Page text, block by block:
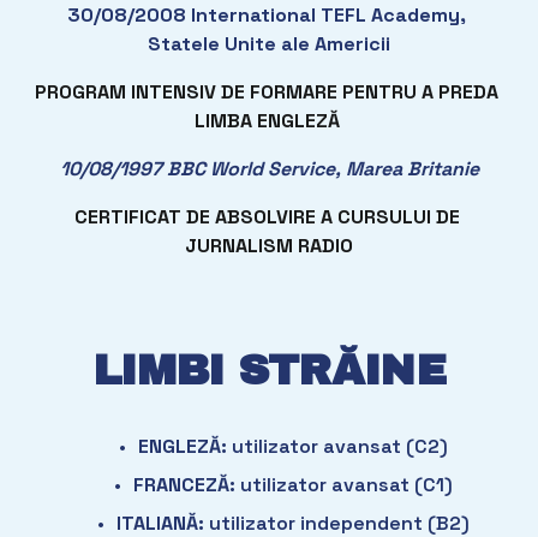
30/08/2008 International TEFL Academy,
Statele Unite ale Americii
PROGRAM INTENSIV DE FORMARE PENTRU A PREDA
LIMBA ENGLEZĂ
10/08/1997 BBC World Service, Marea Britanie
CERTIFICAT DE ABSOLVIRE A CURSULUI DE
JURNALISM RADIO
LIMBI STRĂINE
ENGLEZĂ: utilizator avansat (C2)
FRANCEZĂ: utilizator avansat (C1)
ITALIANĂ: utilizator independent (B2)